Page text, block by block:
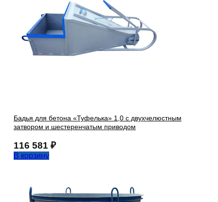
Бадья для бетона «Туфелька» 1,0 с двухчелюстным
затвором и шестеренчатым приводом
116 581 ₽
В корзину